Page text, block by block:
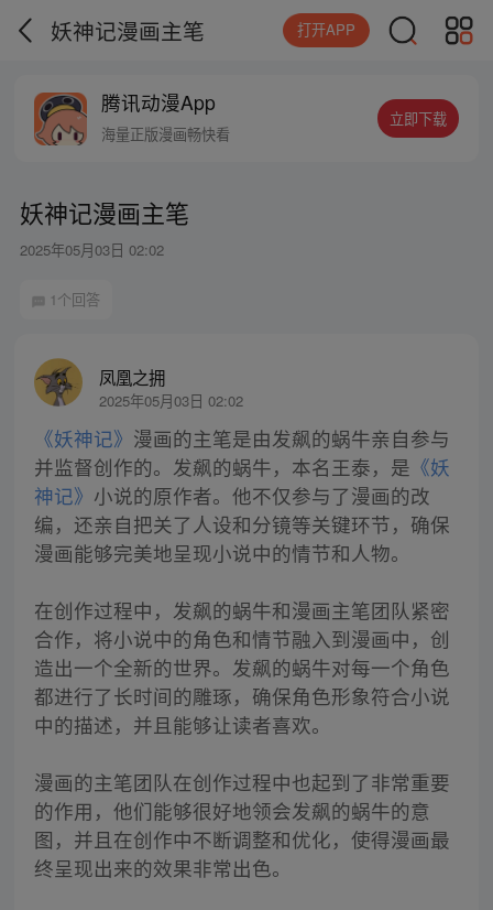
妖神记漫画主笔 打开APP
腾讯动漫App
海量正版漫画畅快看
立即下载
妖神记漫画主笔
2025年05月03日 02:02
1个回答
凤凰之拥
2025年05月03日 02:02
《妖神记》 漫画的主笔是由发飙的蜗牛亲自参与
并监督创作的。发飙的蜗牛，本名王泰，是 《妖
神记》 小说的原作者。他不仅参与了漫画的改
编，还亲自把关了人设和分镜等关键环节，确保
漫画能够完美地呈现小说中的情节和人物。
在创作过程中，发飙的蜗牛和漫画主笔团队紧密
合作，将小说中的角色和情节融入到漫画中，创
造出一个全新的世界。发飙的蜗牛对每一个角色
都进行了长时间的雕琢，确保角色形象符合小说
中的描述，并且能够让读者喜欢。
漫画的主笔团队在创作过程中也起到了非常重要
的作用，他们能够很好地领会发飙的蜗牛的意
图，并且在创作中不断调整和优化，使得漫画最
终呈现出来的效果非常出色。